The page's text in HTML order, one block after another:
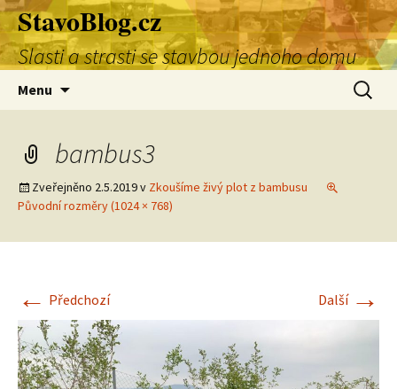
Přejít
k
obsahu
webu
StavoBlog.cz
Slasti a strasti se stavbou jednoho domu
Menu
bambus3
Zveřejněno 2.5.2019v Zkoušíme živý plot z bambusu
Původní rozměry (1024 × 768)
← Předchozí Další →